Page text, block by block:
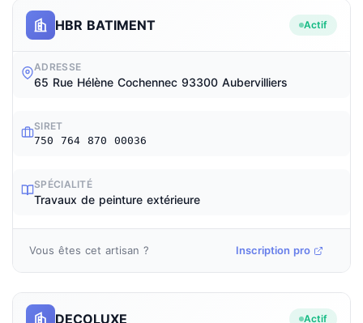
HBR BATIMENT Actif
ADRESSE
65 Rue Hélène Cochennec 93300 Aubervilliers
SIRET
750 764 870 00036
SPÉCIALITÉ
Travaux de peinture extérieure
Vous êtes cet artisan ? Inscription pro
DECOLUXE Actif